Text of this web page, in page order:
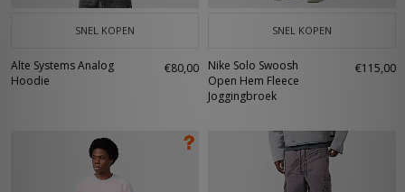
SNEL KOPEN
Alte Systems Analog
Hoodie
€80,00
SNEL KOPEN
Nike Solo Swoosh
Open Hem Fleece
Joggingbroek
€115,00